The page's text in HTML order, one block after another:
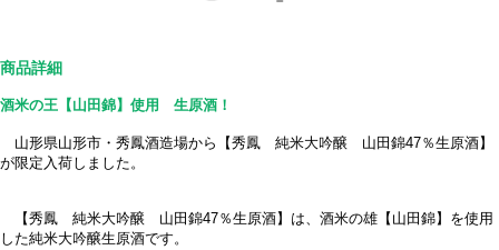
商品詳細
酒米の王【山田錦】使用 生原酒！
山形県山形市・秀鳳酒造場から【秀鳳 純米大吟醸 山田錦47％生原酒】
が限定入荷しました。
【秀鳳 純米大吟醸 山田錦47％生原酒】 は、酒米の雄【山田錦】を使用
した純米大吟醸生原酒です。